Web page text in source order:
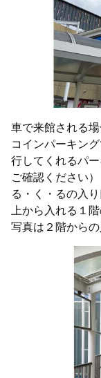
車で来館される
コインパーキン
行してくれるパ
ご確認ください）
る・く・るの入
上から入れる１階
写真は２階からの